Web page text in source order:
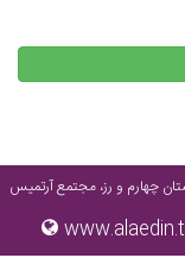
چهارم و رز، مجتمع آرتمیس